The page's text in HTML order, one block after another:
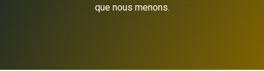
que nous menons.